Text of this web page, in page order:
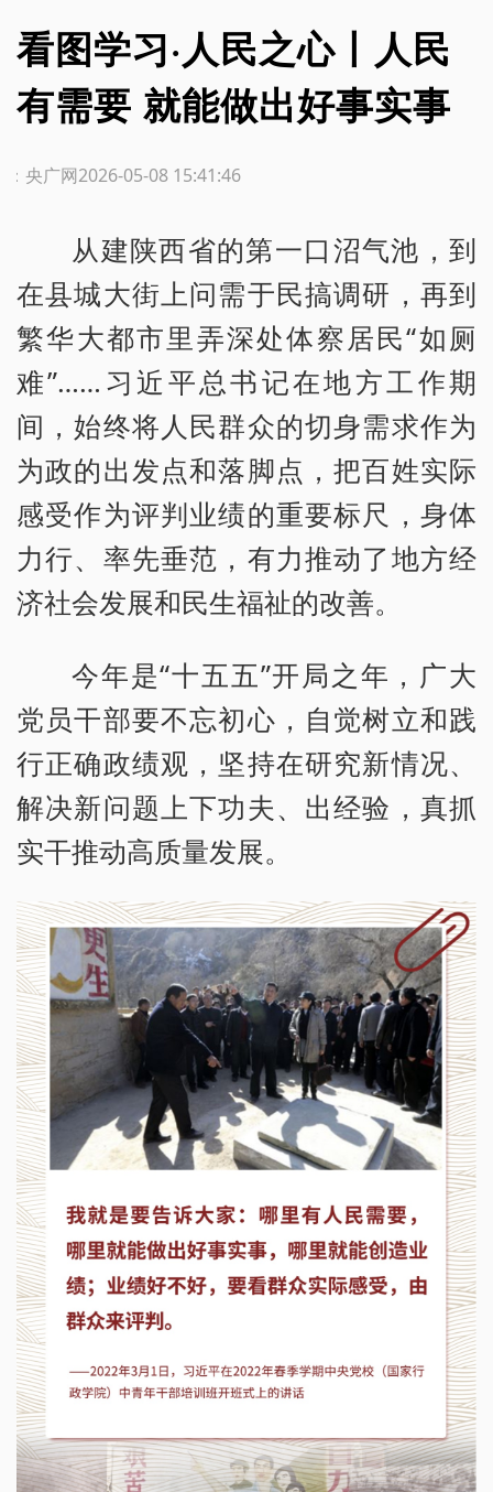
看图学习·人民之心丨人民
有需要 就能做出好事实事
2026-05-08 15:41:46
：央广网
从建陕西省的第一口沼气池，到
在县城大街上问需于民搞调研，再到
繁华大都市里弄深处体察居民“如厕
难”……习近平总书记在地方工作期
间，始终将人民群众的切身需求作为
为政的出发点和落脚点，把百姓实际
感受作为评判业绩的重要标尺，身体
力行、率先垂范，有力推动了地方经
济社会发展和民生福祉的改善。
今年是“十五五”开局之年，广大
党员干部要不忘初心，自觉树立和践
行正确政绩观，坚持在研究新情况、
解决新问题上下功夫、出经验，真抓
实干推动高质量发展。